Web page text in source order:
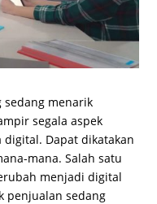
sedang menarik
segala aspek
Dapat dikatakan
mana. Salah satu
menjadi digital
penjualan sedang